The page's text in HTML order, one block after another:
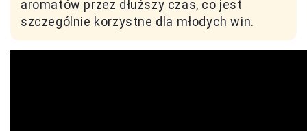
aromatów przez dłuższy czas, co jest
szczególnie korzystne dla młodych win.